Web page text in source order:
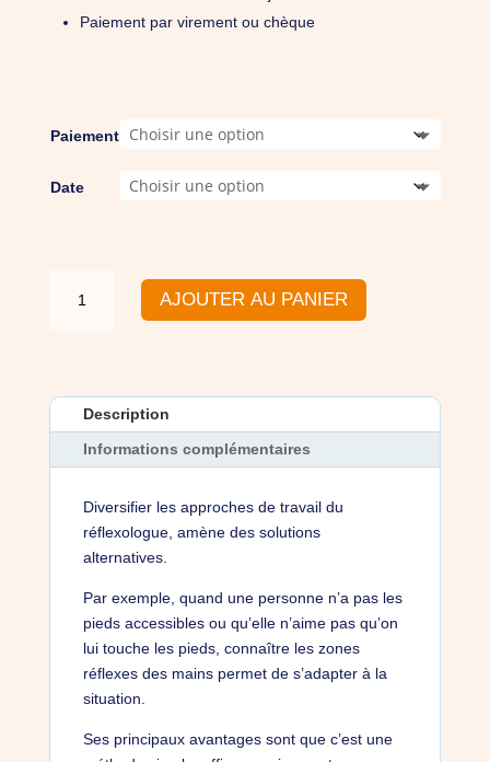
Paiement par virement ou chèque
Paiement
Date
palmaire
AJOUTER AU PANIER
Description
Informations complémentaires
Diversifier les approches de travail du
réflexologue, amène des solutions
alternatives.
Par exemple, quand une personne n’a pas les
pieds accessibles ou qu’elle n’aime pas qu’on
lui touche les pieds, connaître les zones
réflexes des mains permet de s’adapter à la
situation.
Ses principaux avantages sont que c’est une